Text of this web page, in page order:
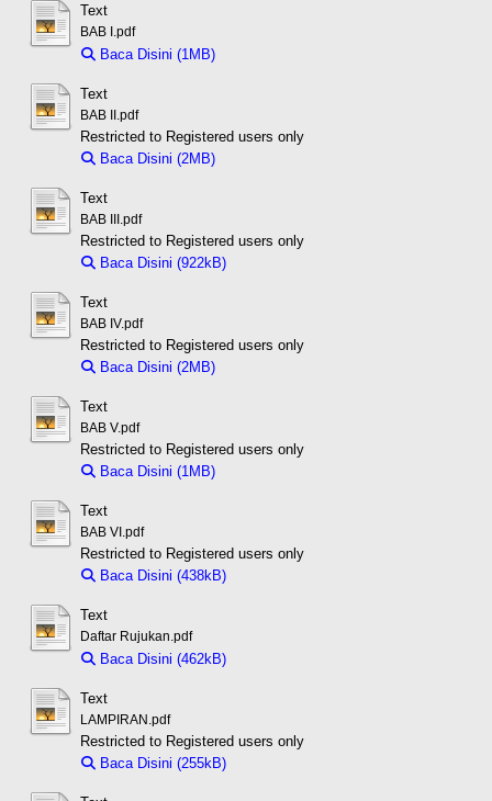
Text
BAB I.pdf
Baca Disini (1MB)
Text
BAB II.pdf
Restricted to Registered users only
Baca Disini (2MB)
Text
BAB III.pdf
Restricted to Registered users only
Baca Disini (922kB)
Text
BAB IV.pdf
Restricted to Registered users only
Baca Disini (2MB)
Text
BAB V.pdf
Restricted to Registered users only
Baca Disini (1MB)
Text
BAB VI.pdf
Restricted to Registered users only
Baca Disini (438kB)
Text
Daftar Rujukan.pdf
Baca Disini (462kB)
Text
LAMPIRAN.pdf
Restricted to Registered users only
Baca Disini (255kB)